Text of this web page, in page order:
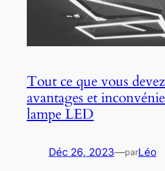
Tout ce que vous
avantages et
lampe LED
Déc 26, 2023—parLéo